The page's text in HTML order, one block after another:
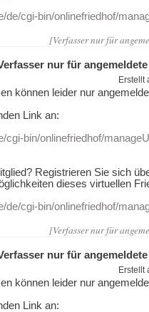
de/cgi-bin/onlinefriedhof/
[Verfasser nur für
nur für
Erstellt
können leider nur
Link an:
cgi-bin/onlinefriedhof/
Registrieren Sie sich
dieses virtuellen
de/cgi-bin/onlinefriedhof/
[Verfasser nur für
nur für
Erstellt
können leider nur
Link an: